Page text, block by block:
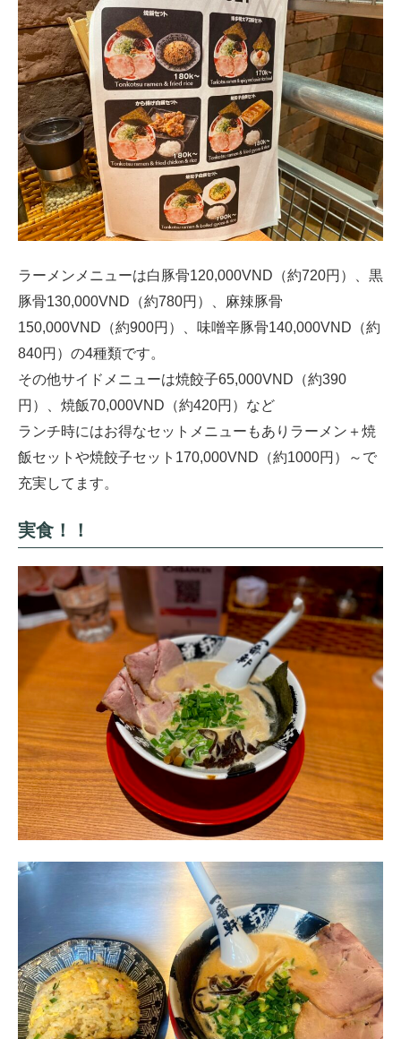
ラーメンメニューは白豚骨120,000VND（約720円）、黒
豚骨130,000VND（約780円）、麻辣豚骨
150,000VND（約900円）、味噌辛豚骨140,000VND（約
840円）の4種類です。
その他サイドメニューは焼餃子65,000VND（約390
円）、焼飯70,000VND（約420円）など
ランチ時にはお得なセットメニューもありラーメン＋焼
飯セットや焼餃子セット170,000VND（約1000円）～で
充実してます。
実食！！